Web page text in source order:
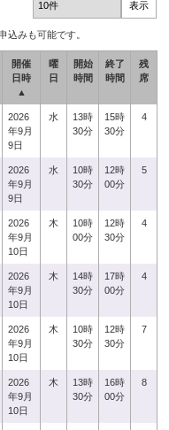
込みも可能です。
開催
日時
▲
曜
日
開始
時間
終了
時間
残
席
2026
年9月
9日
水
13時
30分
15時
30分
4
2026
年9月
9日
水
10時
30分
12時
00分
5
2026
年9月
10日
木
10時
00分
12時
30分
4
2026
年9月
10日
木
14時
30分
17時
00分
4
2026
年9月
10日
木
10時
30分
12時
30分
7
2026
年9月
10日
木
13時
30分
16時
00分
8